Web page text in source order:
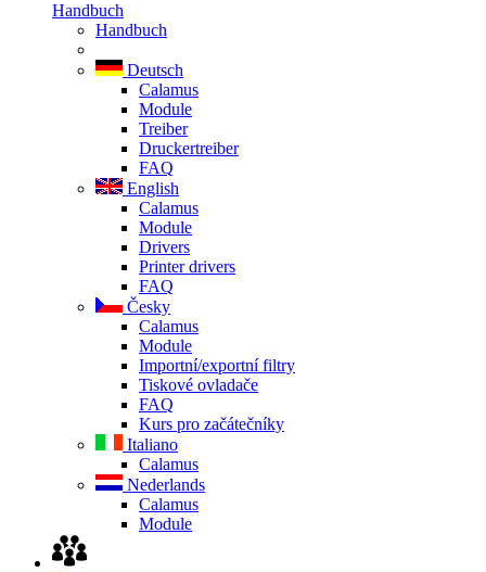
Handbuch
Handbuch
Deutsch
Calamus
Module
Treiber
Druckertreiber
FAQ
English
Calamus
Module
Drivers
Printer drivers
FAQ
Česky
Calamus
Module
Importní/exportní filtry
Tiskové ovladače
FAQ
Kurs pro začátečníky
Italiano
Calamus
Nederlands
Calamus
Module